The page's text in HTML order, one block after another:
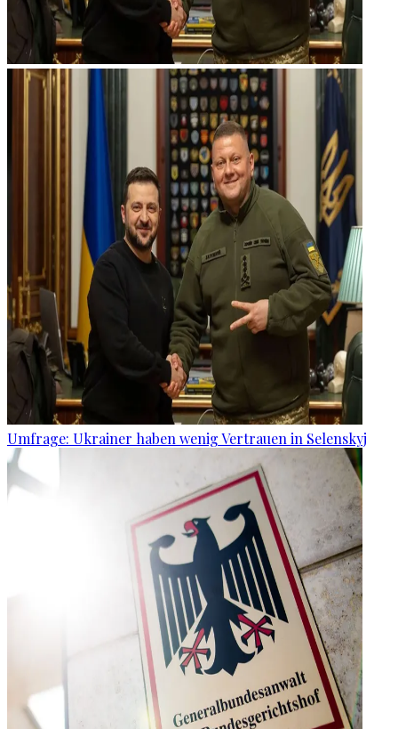
Umfrage: Ukrainer haben wenig Vertrauen in Selenskyj